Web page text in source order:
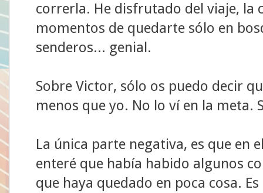
correrla. He disfrutado del viaje, la
momentos de quedarte sólo en
senderos... genial.
Sobre Victor, sólo os puedo decir
menos que yo. No lo ví en la meta.
La única parte negativa, es que en
enteré que había habido algunos
que haya quedado en poca cosa.